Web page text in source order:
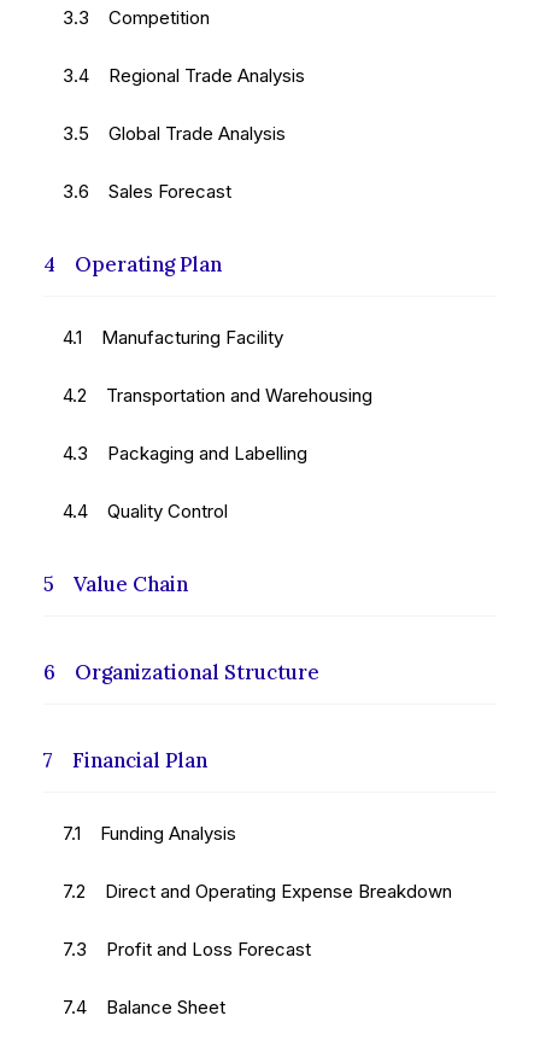
3.3 Competition
3.4 Regional Trade Analysis
3.5 Global Trade Analysis
3.6 Sales Forecast
4 Operating Plan
4.1 Manufacturing Facility
4.2 Transportation and Warehousing
4.3 Packaging and Labelling
4.4 Quality Control
5 Value Chain
6 Organizational Structure
7 Financial Plan
7.1 Funding Analysis
7.2 Direct and Operating Expense Breakdown
7.3 Profit and Loss Forecast
7.4 Balance Sheet